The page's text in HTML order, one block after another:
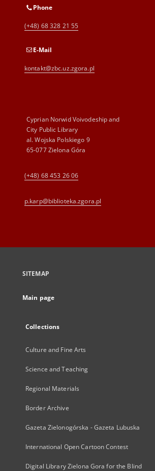
Phone
(+48) 68 328 21 55
E-Mail
kontakt@zbc.uz.zgora.pl
Cyprian Norwid Voivodeship and
City Public Library
al. Wojska Polskiego 9
65-077 Zielona Góra
(+48) 68 453 26 06
p.karp@biblioteka.zgora.pl
SITEMAP
Main page
Collections
Culture and Fine Arts
Science and Teaching
Regional Materials
Border Archive
Gazeta Zielonogórska - Gazeta Lubuska
International Open Cartoon Contest
Digital Library Zielona Gora for the Blind